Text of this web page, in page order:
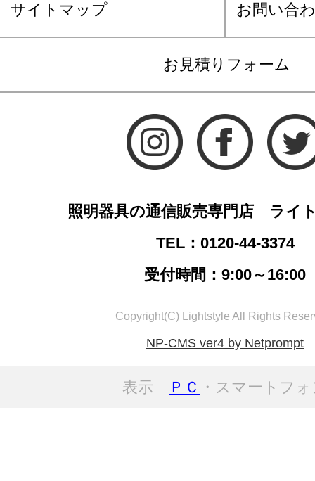
サイトマップ お問い合
お見積りフォーム
照明器具の通信販売専門店 ライ
TEL：0120-44-3374
受付時間：9:00～16:00
Copyright(C) Lightstyle All Rights
NP-CMS ver4 by Netprompt
表示 ＰＣ ・スマートフ